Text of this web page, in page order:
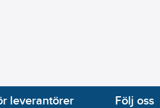
leverantörer Följ oss